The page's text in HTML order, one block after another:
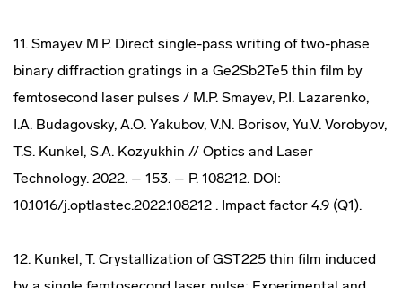
11. Smayev M.P. Direct single-pass writing of two-phase
binary diffraction gratings in a Ge2Sb2Te5 thin film by
femtosecond laser pulses / M.P. Smayev, P.I. Lazarenko,
I.A. Budagovsky, A.O. Yakubov, V.N. Borisov, Yu.V. Vorobyov,
T.S. Kunkel, S.A. Kozyukhin // Optics and Laser
Technology. 2022. – 153. – P. 108212. DOI:
10.1016/j.optlastec.2022.108212 . Impact factor 4.9 (Q1).
12. Kunkel, T. Crystallization of GST225 thin film induced